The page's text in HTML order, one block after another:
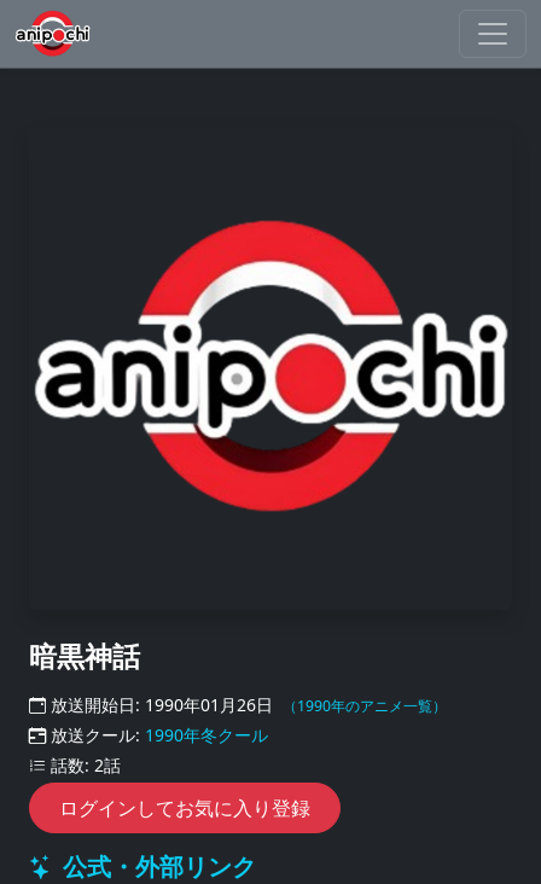
暗黒神話
放送開始日: 1990年01月26日 （1990年のアニメ一覧）
放送クール: 1990年冬クール
話数: 2話
ログインしてお気に入り登録
公式・外部リンク